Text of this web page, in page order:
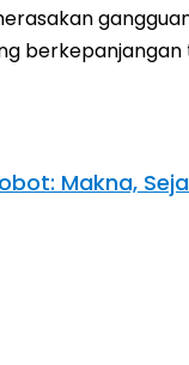
Makna,